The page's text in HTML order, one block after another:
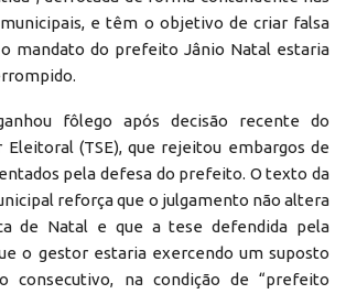
e têm o objetivo de criar falsa
mandato do prefeito Jânio Natal estaria
fôlego após decisão recente do
Eleitoral (TSE), que rejeitou embargos de
pela defesa do prefeito. O texto da
reforça que o julgamento não altera
de Natal e que a tese defendida pela
o gestor estaria exercendo um suposto
consecutivo, na condição de “prefeito